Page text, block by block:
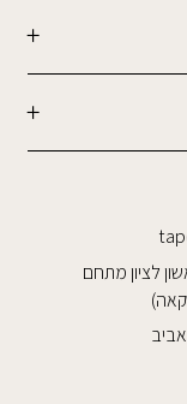
- אברהם בומה שביט 1 ראשון לציון מתחם